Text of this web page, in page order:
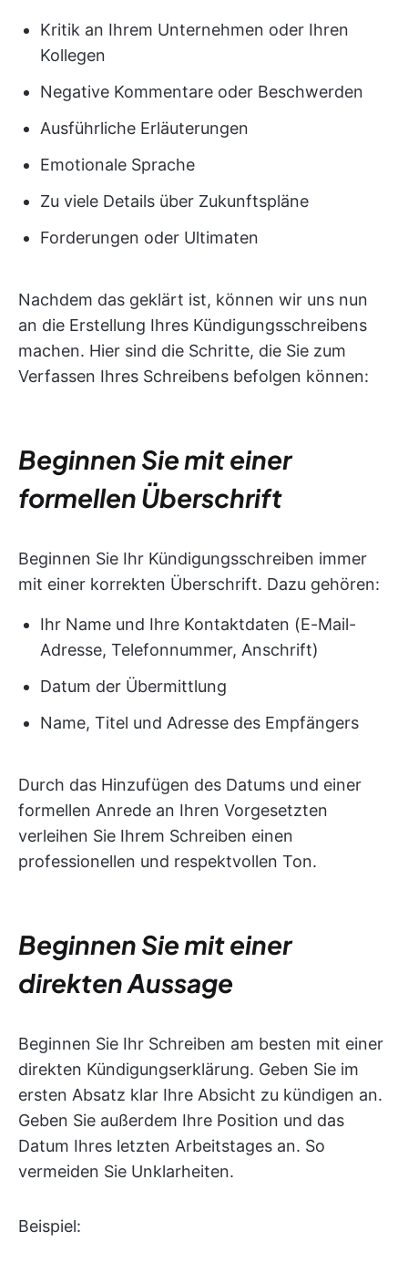
Kritik an Ihrem Unternehmen oder Ihren
Kollegen
Negative Kommentare oder Beschwerden
Ausführliche Erläuterungen
Emotionale Sprache
Zu viele Details über Zukunftspläne
Forderungen oder Ultimaten
Nachdem das geklärt ist, können wir uns nun
an die Erstellung Ihres Kündigungsschreibens
machen. Hier sind die Schritte, die Sie zum
Verfassen Ihres Schreibens befolgen können:
Beginnen Sie mit einer
formellen Überschrift
Beginnen Sie Ihr Kündigungsschreiben immer
mit einer korrekten Überschrift. Dazu gehören:
Ihr Name und Ihre Kontaktdaten (E-Mail-
Adresse, Telefonnummer, Anschrift)
Datum der Übermittlung
Name, Titel und Adresse des Empfängers
Durch das Hinzufügen des Datums und einer
formellen Anrede an Ihren Vorgesetzten
verleihen Sie Ihrem Schreiben einen
professionellen und respektvollen Ton.
Beginnen Sie mit einer
direkten Aussage
Beginnen Sie Ihr Schreiben am besten mit einer
direkten Kündigungserklärung. Geben Sie im
ersten Absatz klar Ihre Absicht zu kündigen an.
Geben Sie außerdem Ihre Position und das
Datum Ihres letzten Arbeitstages an. So
vermeiden Sie Unklarheiten.
Beispiel: